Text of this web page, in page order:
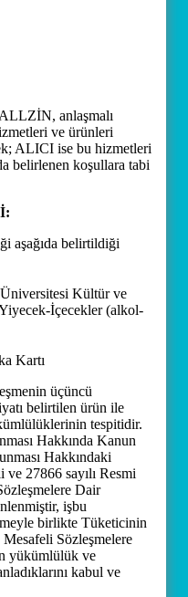
anlaşmalı
ve ürünleri
ALICI ise bu hizmetleri
belirlenen koşullara tabi
aşağıda belirtildiği
Kültür ve
İçecekler (alkol-
Kartı
üçüncü
belirtilen ürün ile
tespitidir.
Hakkında Kanun
Hakkındaki
27866 sayılı Resmi
Dair
işbu
birlikte Tüketicinin
Sözleşmelere
yükümlülük ve
kabul ve